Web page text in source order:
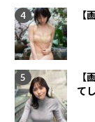
【
【
て